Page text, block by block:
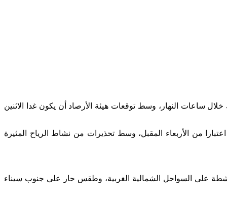
ساعات النهار، وسط توقعات هيئة الأرصاد أن يكون غدا الاثنين
من الأربعاء المقبل، وسط تحذيرات من نشاط الرياح المثيرة
على السواحل الشمالية الغربية، وطقس حار على جنوب سيناء